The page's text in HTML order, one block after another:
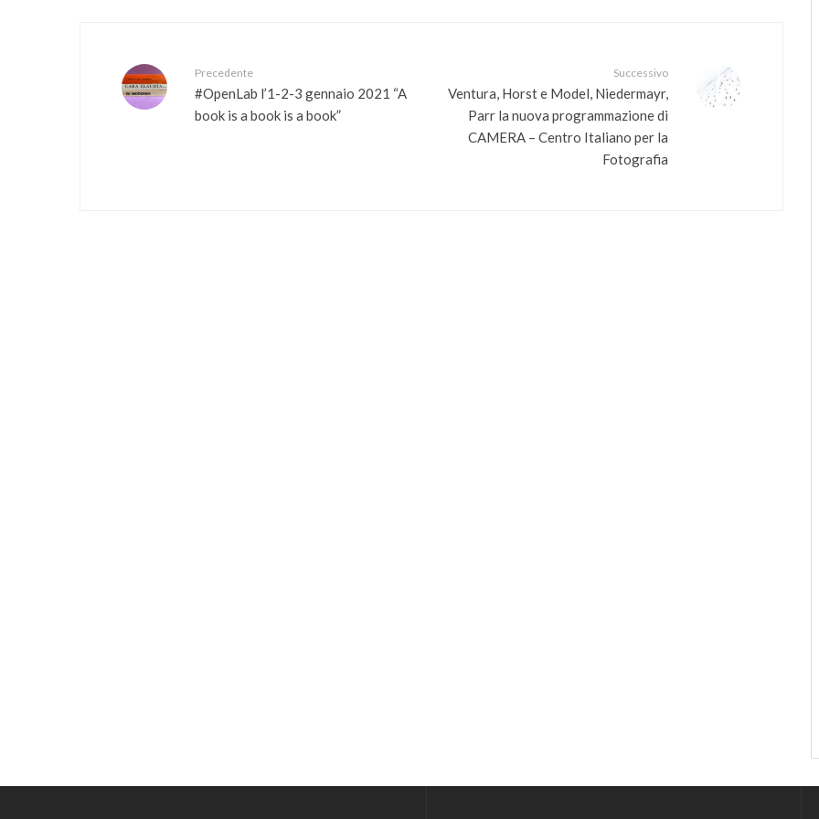
Precedente
#OpenLab l’1-2-3 gennaio 2021 “A
book is a book is a book”
Successivo
Ventura, Horst e Model, Niedermayr,
Parr la nuova programmazione di
CAMERA – Centro Italiano per la
Fotografia